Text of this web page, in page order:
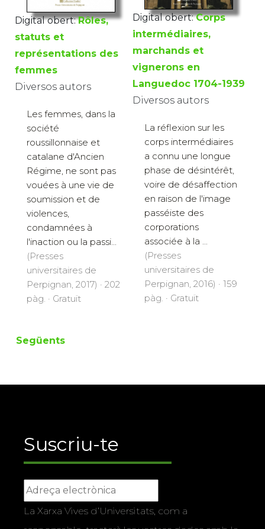
Digital obert: Rôles,
statuts et
représentations des
femmes
Diversos autors
Les femmes, dans la
société
roussillonnaise et
catalane d'Ancien
Régime, ne sont pas
vouées à une vie de
soumission et de
violences,
condamnées à
l'inaction ou la passi...
(Presses
universitaires de
Perpignan, 2017) · 202
pàg. · Gratuït
Digital obert: Corps
intermédiaires,
marchands et
vignerons en
Languedoc 1704-1939
Diversos autors
La réflexion sur les
corps intermédiaires
a connu une longue
phase de désintérêt,
voire de désaffection
en raison de l'image
passéiste des
corporations
associée à la ...
(Presses
universitaires de
Perpignan, 2016) · 159
pàg. · Gratuït
Següents
Suscriu-te
La Xarxa Vives d’Universitats, com a